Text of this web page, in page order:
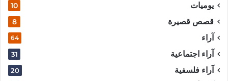
يوميات 10
قصص قصيرة 8
آراء 64
آراء اجتماعية 31
آراء فلسفية 20